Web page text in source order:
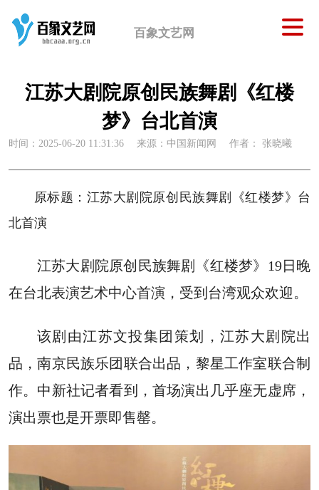
百象文艺网
江苏大剧院原创民族舞剧《红楼
梦》台北首演
时间：2025-06-20 11:31:36 来源：中国新闻网 作者： 张晓曦
原标题：江苏大剧院原创民族舞剧《红楼梦》台
北首演
江苏大剧院原创民族舞剧《红楼梦》19日晚
在台北表演艺术中心首演，受到台湾观众欢迎。
该剧由江苏文投集团策划，江苏大剧院出
品，南京民族乐团联合出品，黎星工作室联合制
作。中新社记者看到，首场演出几乎座无虚席，
演出票也是开票即售罄。